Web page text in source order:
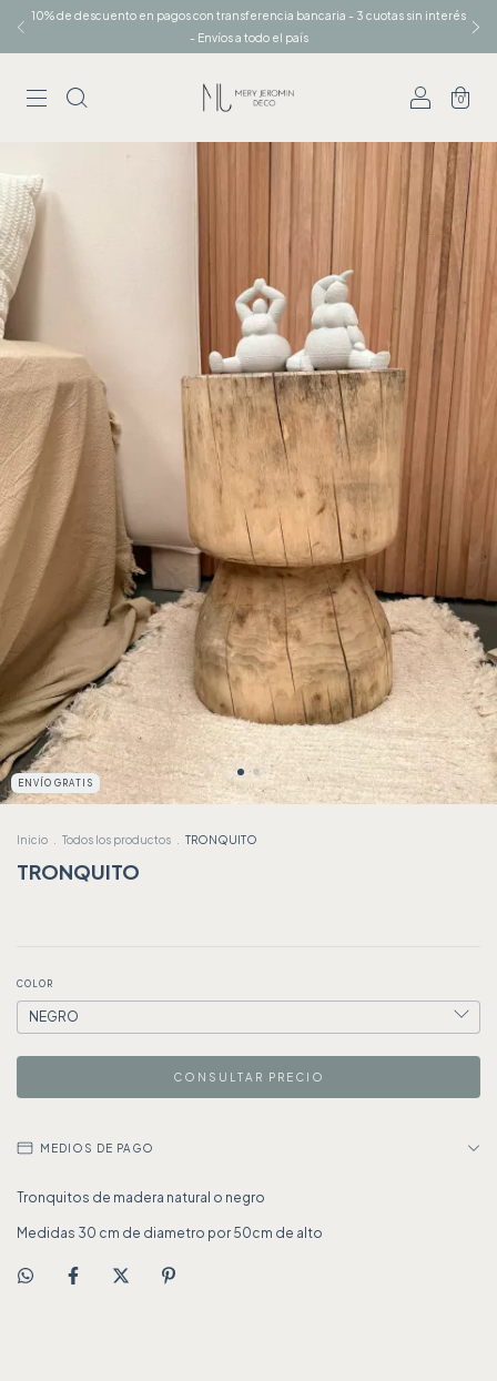
10% de descuento en pagos con transferencia bancaria - 3 cuotas sin interés
- Envíos a todo el país
0
ENVÍO GRATIS
Inicio Todos los productos TRONQUITO
TRONQUITO
COLOR
MEDIOS DE PAGO
Tronquitos de madera natural o negro
Medidas 30 cm de diametro por 50cm de alto